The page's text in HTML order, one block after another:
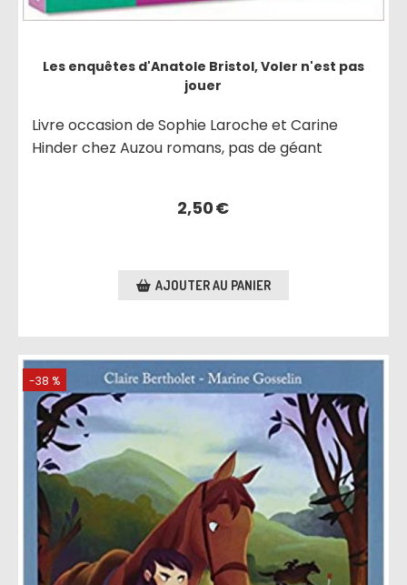
Les enquêtes d'Anatole Bristol, Voler n'est pas
jouer
Livre occasion de Sophie Laroche et Carine
Hinder chez Auzou romans, pas de géant
2,50€
AJOUTER AU PANIER
-38 %